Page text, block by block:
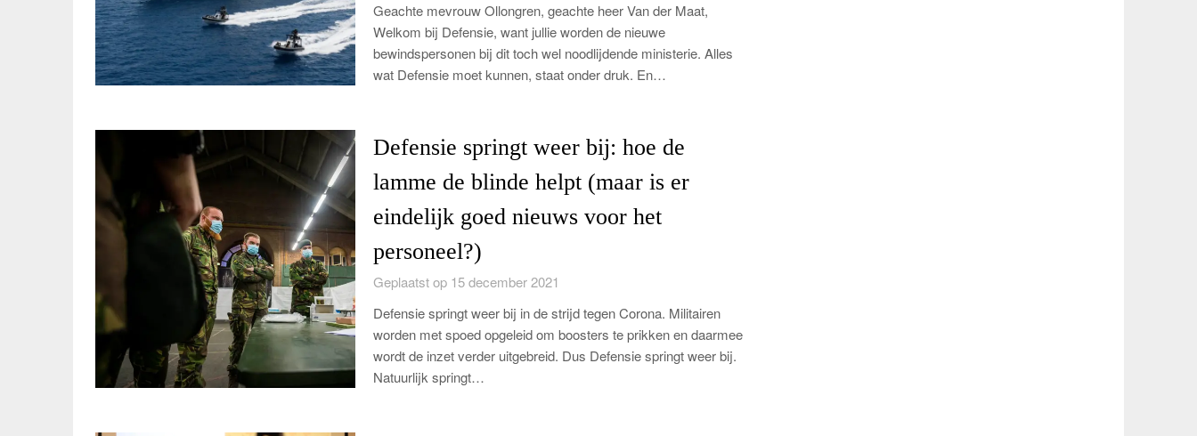
Geachte mevrouw Ollongren, geachte heer Van der Maat,
Welkom bij Defensie, want jullie worden de nieuwe
bewindspersonen bij dit toch wel noodlijdende ministerie. Alles
wat Defensie moet kunnen, staat onder druk. En…
Defensie springt weer bij: hoe de
lamme de blinde helpt (maar is er
eindelijk goed nieuws voor het
personeel?)
Geplaatst op 15 december 2021
Defensie springt weer bij in de strijd tegen Corona. Militairen
worden met spoed opgeleid om boosters te prikken en daarmee
wordt de inzet verder uitgebreid. Dus Defensie springt weer bij.
Natuurlijk springt…